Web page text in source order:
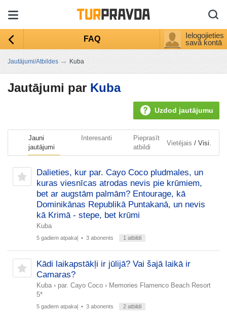
FAQ
Ielogojieties
savā kontā
Jautājumi/Atbildes → Kuba
Jautājumi par Kuba
Uzdod jautājumu
Jauni
jautājumi
Interesanti
Pieprasīt
atbildi
Vietējais / Visi.
Dalieties, kur par. Cayo Coco pludmales, un
kuras viesnīcas atrodas nevis pie krūmiem,
bet ar augstām palmām? Entourage, kā
Dominikānas Republikā Puntakanā, un nevis
kā Krimā - stepe, bet krūmi
Kuba
5 gadiem atpakaļ • 3 abonents 1 atbildi
Kādi laikapstākļi ir jūlijā? Vai šajā laikā ir
Camaras?
Kuba › par. Cayo Coco › Memories Flamenco Beach Resort
5*
5 gadiem atpakaļ • 3 abonents 2 atbildi